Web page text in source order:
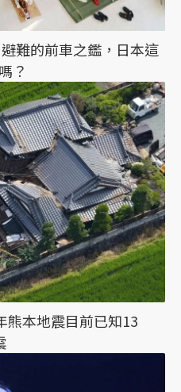
難的前車之鑑，日本這
？
熊本地震目前已知13